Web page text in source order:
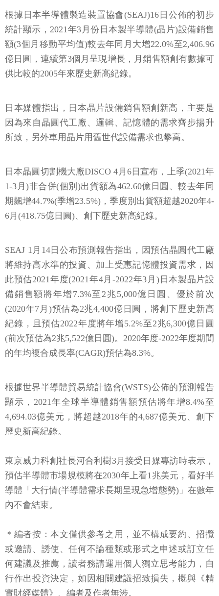
根據日本半導體製造裝置協會(SEAJ)16日公佈的初步
統計顯示，2021年3月份日本製半導體(晶片)設備銷售
額(3個月移動平均值)較去年同月大增22.0%至2,406.96
億日圓，連續第3個月呈現增長，月銷售額創有數據可
供比較的2005年來歷史新高紀錄。
日本媒體指出，日本晶片設備銷售額創新高，主要是
因為來自晶圓代工廠、邏輯、記憶體的需求齊步揚升
所致，另外車用晶片用舊世代設備需求也攀高。
日本晶圓切割機大廠DISCO 4月6日宣布，上季(2021年
1-3月)非合併(個別)出貨額為462.60億日圓、較去年同
期飆增44.7%(季增23.5%)，季度別出貨額超越2020年4-
6月(418.75億日圓)、創下歷史新高紀錄。
SEAJ 1月14日公布預測報告指出，因預估晶圓代工廠
將維持高水準的投資、加上受惠記憶體投資需求，因
此預估2021年度(2021年4月-2022年3月)日本製晶片設
備銷售額將年增7.3%至2兆5,000億日圓、優於前次
(2020年7月)預估為2兆4,400億日圓，將創下歷史新高
紀錄，且預估2022年度將年增5.2%至2兆6,300億日圓
(前次預估為2兆5,522億日圓)。2020年度-2022年度期間
的年均複合成長率(CAGR)預估為8.3%。
根據世界半導體貿易統計協會(WSTS)公佈的預測報告
顯示，2021年全球半導體銷售額預估將年增8.4%至
4,694.03億美元，將超越2018年的4,687億美元、創下
歷史新高紀錄。
東京威力科創社長河合利樹3月接受日媒專訪時表示，
預估半導體市場規模將在2030年上看1兆美元，看好半
導體「大行情(半導體需求長期呈現急增態勢)」在數年
內不會結束。
＊編者按：本文僅供參考之用，並不構成要約、招攬
或邀請、誘使、任何不論種類或形式之申述或訂立任
何建議及推薦，讀者務請運用個人獨立思考能力，自
行作出投資決定，如因相關建議招致損失，概與《精
實財經媒體》、編者及作者無涉。